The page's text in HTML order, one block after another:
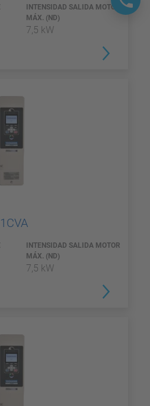
INTENSIDAD SALIDA MOTOR
MÁX. (ND)
7,5 kW
INTENSIDAD SALIDA MOTOR
MÁX. (ND)
7,5 kW